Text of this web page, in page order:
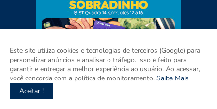
Este site utiliza cookies e tecnologias de terceiros (Google) para
personalizar anúncios e analisar o tráfego. Isso é feito para
garantir e entregar a melhor experiência ao usuário. Ao acessar,
você concorda com a política de monitoramento. Saiba Mais
Aceitar !